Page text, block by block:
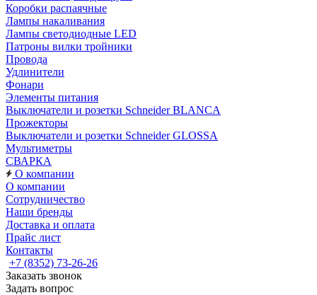
Коробки распаячные
Лампы накаливания
Лампы светодиодные LED
Патроны вилки тройники
Провода
Удлинители
Фонари
Элементы питания
Выключатели и розетки Schneider BLANCA
Прожекторы
Выключатели и розетки Schneider GLOSSA
Мультиметры
СВАРКА
О компании
О компании
Сотрудничество
Наши бренды
Доставка и оплата
Прайс лист
Контакты
+7 (8352) 73-26-26
Заказать звонок
Задать вопрос